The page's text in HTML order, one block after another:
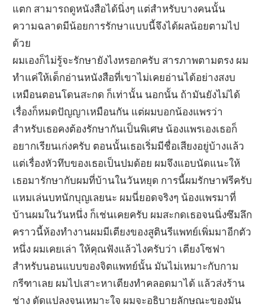
แตก สามารถดูหนังสือได้นิ่งๆ แต่สำหรับบางคนนั้น
ความฉลาดมีน้อยการรักษาแบบนี้จึงได้ผลน้อยตามไป
ด้วย
ผมเองก็ไม่รู้จะรักษายังไงหรอกครับ สารภาพตามตรง ผม
ทำแค่ให้เด็กอ่านหนังสือที่เขาไม่เคยอ่านได้อย่างสงบ
เหมือนตอนโดนสะกด ก็เท่านั้น นอกนั้น ถ้ามันยังไม่ได้
เรื่องก็หมดปัญญาเหมือนกัน แต่ผมบอกน้องแพรว่า
สำหรับเธอคงต้องรักษากันเป็นพิเศษ น้องแพรเองเธอก็
อยากเรียนเก่งครับ ตอนนั้นเธอเริ่มมีชื่อเสียงอยู่บ้างแล้ว
แต่เรื่องหัวทึบของเธอเป็นปมด้อย ผมจึงแอบนัดแนะให้
เธอมารักษากับผมที่บ้านในวันหยุด การนี้ผมรักษาฟรีครับ
แหมเล่นบทนักบุญเลยนะ ผมนี่ยอดจริงๆ น้องแพรมาที่
บ้านผมในวันหนึ่ง ก็เช่นเคยครับ ผมสะกดเธอจนนิ่งซึมลึก
คราวนี้ห้องทำงานผมมีเตียงของสูตินรีแพทย์เพิ่มมาอีกตัว
หนึ่ง ผมเคยเล่า ให้คุณฟังแล้วไงครับว่า เตียงโซฟา
สำหรับนอนแบบของจิตแพทย์นั้น มันไม่เหมาะกับกาม
กรีฑาเลย ผมไปเสาะหาเตียงทำคลอดมาได้ แล้วส่งร้าน
ช่าง ดัดแปลงจนเหมาะใจ ผมจะอธิบายลักษณะของมัน